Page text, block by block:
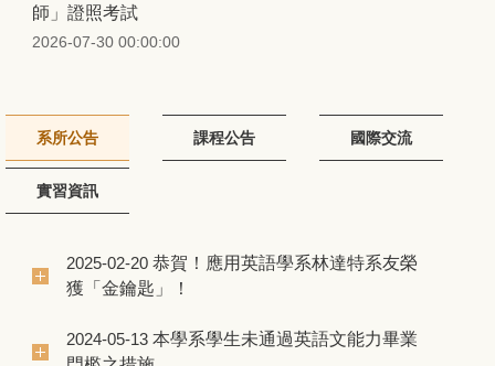
師」證照考試
2026-07-30 00:00:00
系所公告 課程公告 國際交流
實習資訊
2025-02-20 恭賀！應用英語學系林達特系友榮
獲「金鑰匙」！
2024-05-13 本學系學生未通過英語文能力畢業